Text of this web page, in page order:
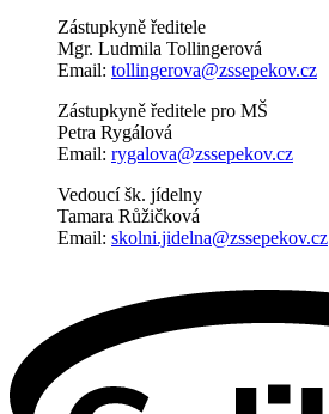
Zástupkyně ředitele
Mgr. Ludmila Tollingerová
Email: tollingerova@zssepekov.cz
Zástupkyně ředitele pro MŠ
Petra Rygálová
Email: rygalova@zssepekov.cz
Vedoucí šk. jídelny
Tamara Růžičková
Email: skolni.jidelna@zssepekov.cz